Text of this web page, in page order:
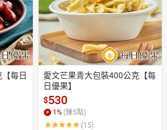
每日
愛文芒果青大包裝400公克【每
日優果】
$530
1% (賺5點)
(15)